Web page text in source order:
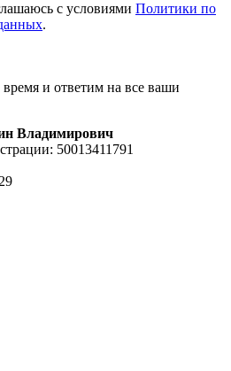
с условиями Политики по
.
и ответим на все ваши
Владимирович
50013411791